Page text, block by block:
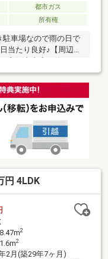
都市ガス
所有権
駐車場なので雨の日で
当たり良好♪【周辺環
・宝塚市立長尾中学
ｍ・なかよし保育園
塚中筋郵便局 約744
新池公園 約732ｍ
円 4LDK
2
2
2月(築29年7ヶ月)